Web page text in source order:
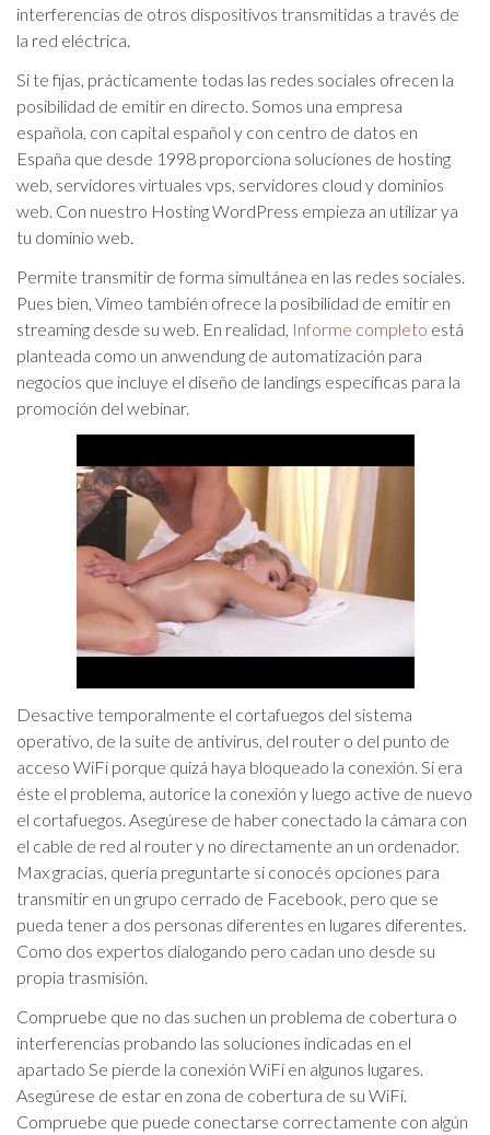
interferencias de otros dispositivos transmitidas a través de
la red eléctrica.
Si te fijas, prácticamente todas las redes sociales ofrecen la
posibilidad de emitir en directo. Somos una empresa
española, con capital español y con centro de datos en
España que desde 1998 proporciona soluciones de hosting
web, servidores virtuales vps, servidores cloud y dominios
web. Con nuestro Hosting WordPress empieza an utilizar ya
tu dominio web.
Permite transmitir de forma simultánea en las redes sociales.
Pues bien, Vimeo también ofrece la posibilidad de emitir en
streaming desde su web. En realidad, Informe completo está
planteada como un anwendung de automatización para
negocios que incluye el diseño de landings especificas para la
promoción del webinar.
Desactive temporalmente el cortafuegos del sistema
operativo, de la suite de antivirus, del router o del punto de
acceso WiFi porque quizá haya bloqueado la conexión. Si era
éste el problema, autorice la conexión y luego active de nuevo
el cortafuegos. Asegúrese de haber conectado la cámara con
el cable de red al router y no directamente an un ordenador.
Max gracias, quería preguntarte si conocés opciones para
transmitir en un grupo cerrado de Facebook, pero que se
pueda tener a dos personas diferentes en lugares diferentes.
Como dos expertos dialogando pero cadan uno desde su
propia trasmisión.
Compruebe que no das suchen un problema de cobertura o
interferencias probando las soluciones indicadas en el
apartado Se pierde la conexión WiFi en algunos lugares.
Asegúrese de estar en zona de cobertura de su WiFi.
Compruebe que puede conectarse correctamente con algún